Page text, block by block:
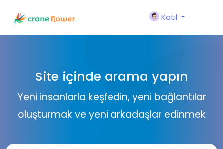
Katıl
Site içinde arama yapın
Yeni insanlarla keşfedin, yeni bağlantılar
oluşturmak ve yeni arkadaşlar edinmek